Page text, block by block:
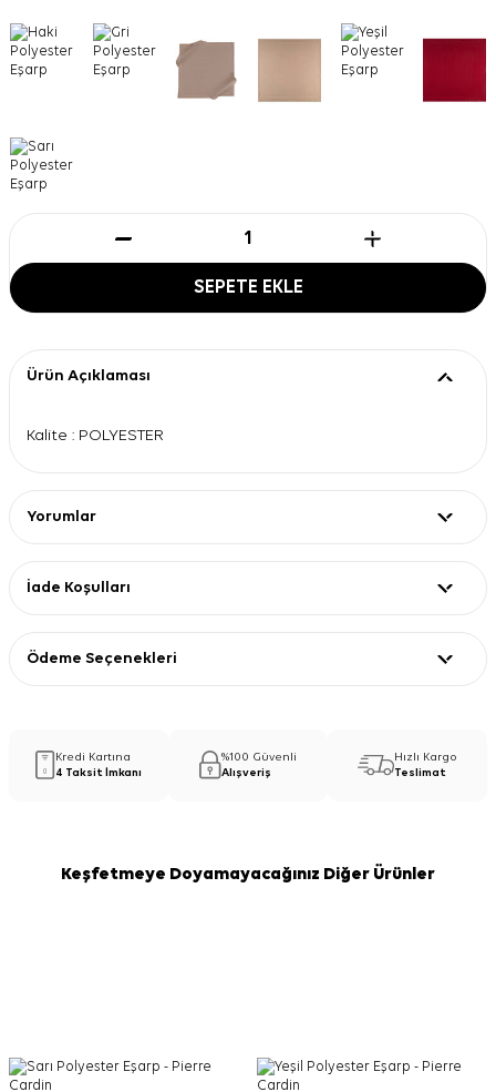
SEPETE EKLE
Ürün Açıklaması
Kalite : POLYESTER
Yorumlar
İade Koşulları
Ödeme Seçenekleri
Kredi Kartına
4 Taksit İmkanı
%100 Güvenli
Alışveriş
Hızlı Kargo
Teslimat
Keşfetmeye Doyamayacağınız Diğer Ürünler